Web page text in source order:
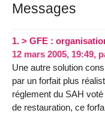
Messages
1. > GFE :
12 mars 2005, 19:49,
Une autre solution
par un forfait plus
réglement du SAH
de restauration, ce